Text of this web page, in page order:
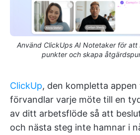
Använd ClickUps AI Notetaker för
punkter och skapa
ClickUp, den kompletta
förvandlar varje möte till en
av ditt arbetsflöde så att
och nästa steg inte hamnar i